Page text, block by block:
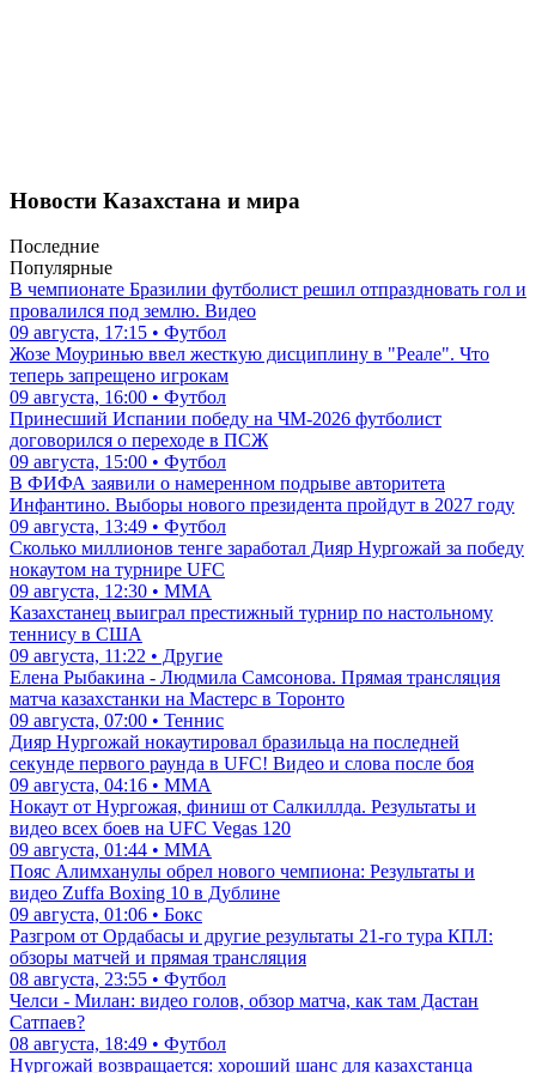
Новости Казахстана и мира
Последние
Популярные
В чемпионате Бразилии футболист решил отпраздновать гол и
провалился под землю. Видео
09 августа, 17:15 • Футбол
Жозе Моуринью ввел жесткую дисциплину в "Реале". Что
теперь запрещено игрокам
09 августа, 16:00 • Футбол
Принесший Испании победу на ЧМ-2026 футболист
договорился о переходе в ПСЖ
09 августа, 15:00 • Футбол
В ФИФА заявили о намеренном подрыве авторитета
Инфантино. Выборы нового президента пройдут в 2027 году
09 августа, 13:49 • Футбол
Сколько миллионов тенге заработал Дияр Нургожай за победу
нокаутом на турнире UFC
09 августа, 12:30 • ММА
Казахстанец выиграл престижный турнир по настольному
теннису в США
09 августа, 11:22 • Другие
Елена Рыбакина - Людмила Самсонова. Прямая трансляция
матча казахстанки на Мастерс в Торонто
09 августа, 07:00 • Теннис
Дияр Нургожай нокаутировал бразильца на последней
секунде первого раунда в UFC! Видео и слова после боя
09 августа, 04:16 • ММА
Нокаут от Нургожая, финиш от Салкиллда. Результаты и
видео всех боев на UFC Vegas 120
09 августа, 01:44 • ММА
Пояс Алимханулы обрел нового чемпиона: Результаты и
видео Zuffa Boxing 10 в Дублине
09 августа, 01:06 • Бокс
Разгром от Ордабасы и другие результаты 21-го тура КПЛ:
обзоры матчей и прямая трансляция
08 августа, 23:55 • Футбол
Челси - Милан: видео голов, обзор матча, как там Дастан
Сатпаев?
08 августа, 18:49 • Футбол
Нургожай возвращается: хороший шанс для казахстанца